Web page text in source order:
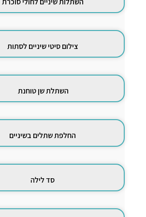
צילום סיטי שיניים לסתות
השתלת שן טוחנת
החלפת שתלים בשיניים
סד לילה